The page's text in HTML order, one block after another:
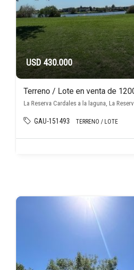
USD 430.000
La Reserva Cardales a la laguna, La
GAU-151493 TERRENO / LOTE